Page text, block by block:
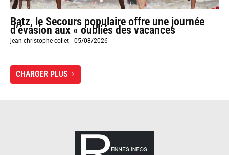
Batz, le Secours populaire offre une journée
d’évasion aux « oubliés des vacances
jean-christophe collet -05/08/2026
CHARGER PLUS